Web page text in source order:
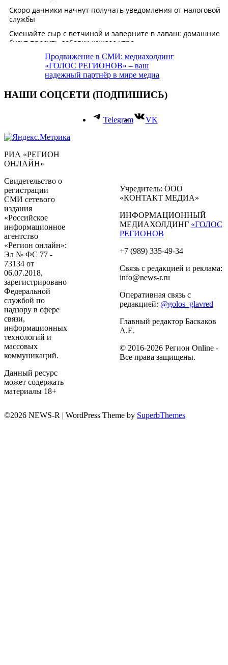
Продвижение в СМИ: медиахолдинг
«ГОЛОС РЕГИОНОВ» – ваш
надежный партнёр в мире медиа
НАШИ СОЦСЕТИ (ПОДПИШИСЬ)
Telegram VK
РИА «РЕГИОН
ОНЛАЙН»
Свидетельство о
регистрации
СМИ сетевого
издания
«Российское
информационное
агентство
«Регион онлайн»:
Эл № ФС 77 -
73134 от
06.07.2018,
зарегистрировано
Федеральной
службой по
надзору в сфере
связи,
информационных
технологий и
массовых
коммуникаций.
Данный ресурс
может содержать
материалы 18+
Учредитель: ООО
«КОНТАКТ МЕДИА»
ИНФОРМАЦИОННЫЙ
МЕДИАХОЛДИНГ «ГОЛОС
РЕГИОНОВ
+7 (989) 335-49-34
Связь с редакцией и реклама:
info@news-r.ru
Оперативная связь с
редакцией: @golos_glavred
Главный редактор Баскаков
А.Е.
© 2016-2026 Регион Online -
Все права защищены.
©2026 NEWS-R | WordPress Theme by SuperbThemes